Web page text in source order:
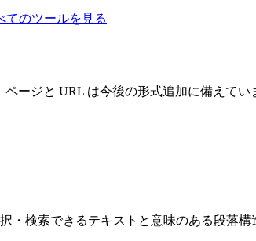
てのツールを見る
ージと URL は今後の形式追加に備えてい
・検索できるテキストと意味のある段落構